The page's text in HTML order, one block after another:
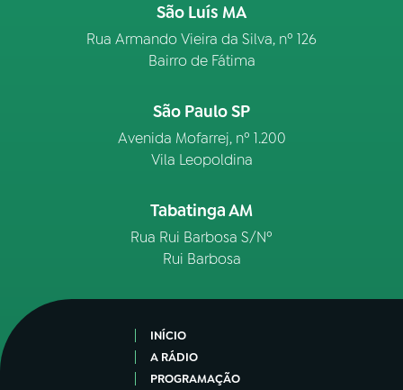
São Luís MA
Rua Armando Vieira da Silva, nº 126
Bairro de Fátima
São Paulo SP
Avenida Mofarrej, nº 1.200
Vila Leopoldina
Tabatinga AM
Rua Rui Barbosa S/Nº
Rui Barbosa
INÍCIO
A RÁDIO
PROGRAMAÇÃO